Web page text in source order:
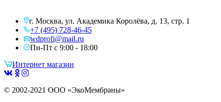
г. Москва, ул. Академика Королёва, д. 13, стр. 1
+7 (495) 728-46-45
wdprofi@mail.ru
Пн-Пт с 9:00 - 18:00
Интернет магазин
© 2002-2021 ООО «ЭкоМембраны»